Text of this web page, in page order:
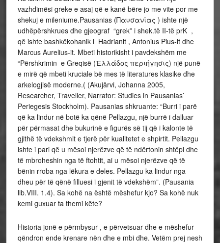
vazhdimësi greke e asaj që e kanë bëre jo me vite por me
shekuj e mileniume.Pausanias (Παυσανίας ) ishte një
udhëpërshkrues dhe gjeograf “grek” i shek.të II-të prK ,
që ishte bashkëkohanik i Hadrianit , Antonius Pius-it dhe
Marcus Aurelius-it. Mbeti historikisht i pavdekshëm me
“Përshkrimin e Greqisë (Ἑλλάδος περιήγησις) një punë
e mirë që mbeti kruciale bë mes të literatures klasike dhe
arkelogjisë moderne.( (Akujärvi, Johanna 2005,
Researcher, Traveller, Narrator: Studies in Pausanias’
Periegesis Stockholm). Pausanias shkruante: “Burri i parë
që ka lindur në botë ka qënë Pellazgu, një burrë i dalluar
për përmasat dhe bukurinë e figurës së tij që i kalonte të
gjithë të vdekshmit e tjerë për kualitetet e shpirtit. Pellazgu
ishte i pari që u mësoi njerëzve që të ndërtonin shtëpi dhe
të mbroheshin nga të ftohtit, ai u mësoi njerëzve që të
bënin rroba nga lëkura e deles. Pellazgu ka lindur nga
dheu për të qënë filluesi i gjenit të vdekshëm”. (Pausania
lib.VIII. 1.4). Sa kohë na është mëshefur kjo? Sa kohë nuk
kemi guxuar ta themi këte?
Historia jonë e përmbysur , e përvetsuar dhe e mëshefur
qëndron ende krenare nën dhe e mbi dhe. Vetëm prej nesh